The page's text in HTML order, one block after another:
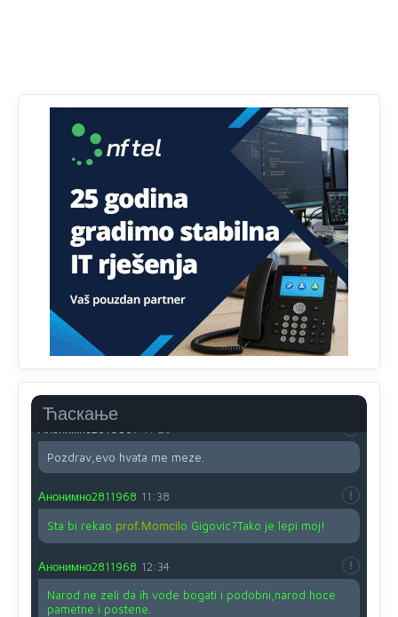
Ћаскање
pusti ih ciganija...pocetkom ovog vjeka,neko rece za
Radovana i Ratka kaki su oni srbi...i poce dalje da
besjedi znam ja dobro sta je bilo u Ag-ci...
Proguglajte
Анонимно2810587 11:21
O kako su cudni lvi ljudi,uzeli bi sve da mogu...a ja srce
svima fajem,radujem se tudjoj sreci.I ko ima i ko nema
na iso ce mjesto leci!
Анонимно2810587
11:24
Pozdrav,evo hvata me meze.
Анонимно2811968 11:38
Sta bi rekao prof.Momcilo Gigovic?Tako je lepi moj!
Анонимно2811968 12:34
Narod ne zeli da ih vode bogati i podobni,narod hoce
pametne i postene.